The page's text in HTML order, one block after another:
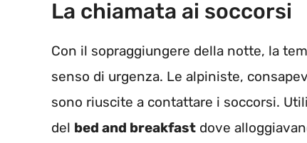
La chiamata ai soccorsi
Con il sopraggiungere della notte, la
senso di urgenza. Le alpiniste,
sono riuscite a contattare i soccorsi.
del bed and breakfast dove